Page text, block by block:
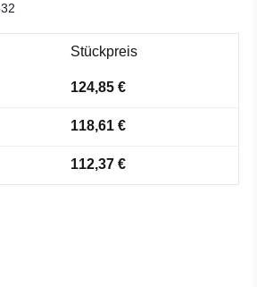
Stückpreis
124,85 €
118,61 €
112,37 €